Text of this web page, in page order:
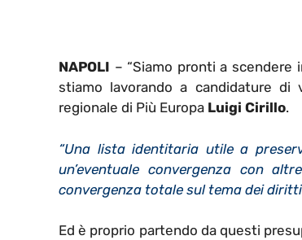
NAPOLI – “Siamo pronti a scendere
stiamo lavorando a candidature di
regionale di Più Europa Luigi Cirillo.
“Una lista identitaria utile a
un’eventuale convergenza con
convergenza totale sul tema dei diritti
Ed è proprio partendo da questi